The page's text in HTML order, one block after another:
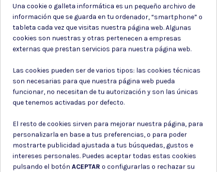
Suscríbete a nuestro boletín
información de contacto en el aviso legal.
Consiento el uso de mis datos para los fines indicados en la
Política de privacidad
Consiento el uso de mis datos personales para recibir publicidad
de su entidad.
Una cookie o galleta informática es un pequeño archivo de
información que se guarda en tu ordenador, “smartphone” o
tableta cada vez que visitas nuestra página web. Algunas
cookies son nuestras y otras pertenecen a empresas
externas que prestan servicios para nuestra página web.
Las cookies pueden ser de varios tipos: las cookies técnicas
son necesarias para que nuestra página web pueda
funcionar, no necesitan de tu autorización y son las únicas
que tenemos activadas por defecto.
El resto de cookies sirven para mejorar nuestra página, para
personalizarla en base a tus preferencias, o para poder
mostrarte publicidad ajustada a tus búsquedas, gustos e
intereses personales. Puedes aceptar todas estas cookies
pulsando el botón ACEPTAR o configurarlas o rechazar su